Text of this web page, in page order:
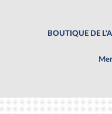
BOUTIQUE DE